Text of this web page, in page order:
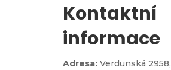
Kontaktní
informace
Adresa: Verdunská 2958,